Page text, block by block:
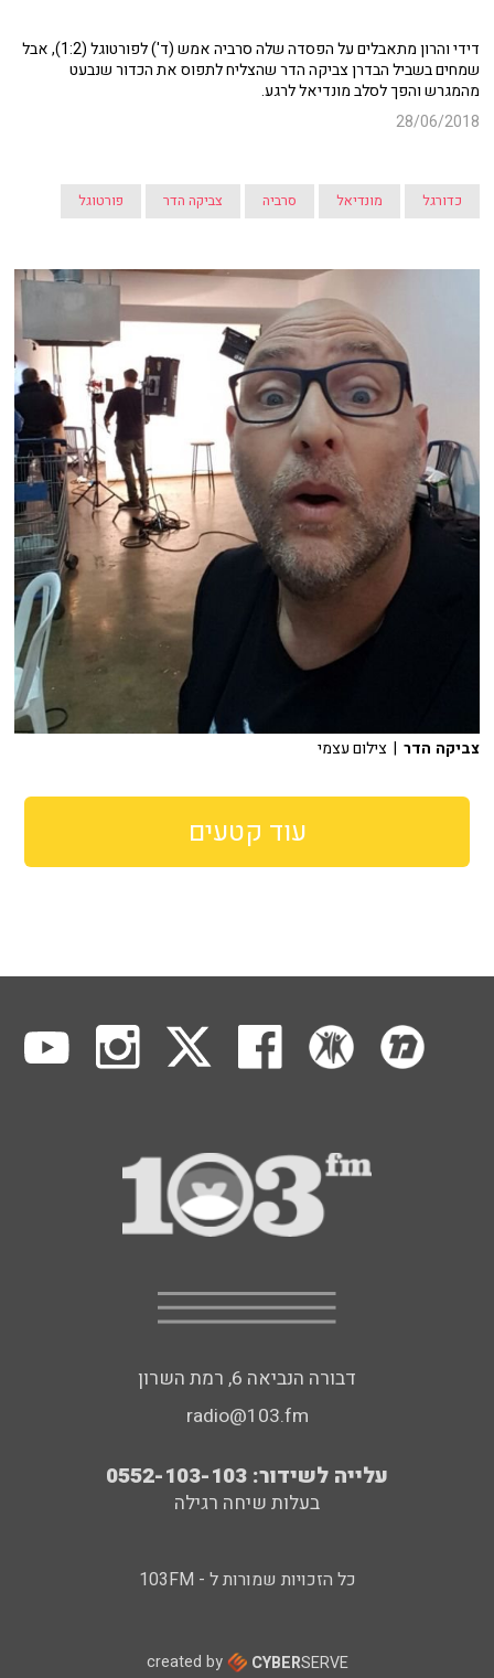
דידי והרון מתאבלים על הפסדה שלה סרביה אמש (ד') לפורטוגל (1:2), אבל
שמחים בשביל הבדרן צביקה הדר שהצליח לתפוס את הכדור שנבעט
מהמגרש והפך לסלב מונדיאל לרגע.
28/06/2018
כדורגל מונדיאל סרביה צביקה הדר פורטוגל
צביקה הדר | צילום עצמי
עוד קטעים
דבורה הנביאה 6, רמת השרון
radio@103.fm
עלייה לשידור: 0552-103-103
בעלות שיחה רגילה
כל הזכויות שמורות ל - 103FM
created by CYBERSERVE